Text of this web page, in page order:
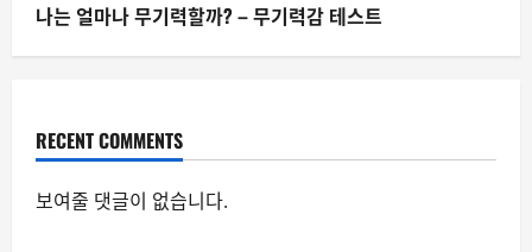
나는 얼마나 무기력할까? – 무기력감 테스트
RECENT COMMENTS
보여줄 댓글이 없습니다.